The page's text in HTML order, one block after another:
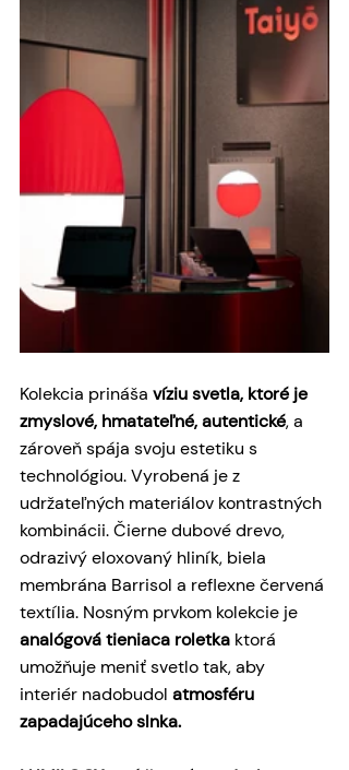
Kolekcia prináša víziu svetla, ktoré je
zmyslové, hmatateľné, autentické, a
zároveň spája svoju estetiku s
technológiou. Vyrobená je z
udržateľných materiálov kontrastných
kombinácii. Čierne dubové drevo,
odrazivý eloxovaný hliník, biela
membrána Barrisol a reflexne červená
textília. Nosným prvkom kolekcie je
analógová tieniaca roletka ktorá
umožňuje meniť svetlo tak, aby
interiér nadobudol atmosféru
zapadajúceho slnka.